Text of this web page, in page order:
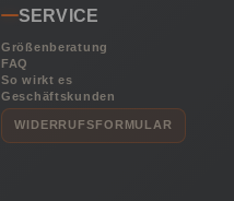
SERVICE
Größenberatung
FAQ
So wirkt es
Geschäftskunden
WIDERRUFSFORMULAR